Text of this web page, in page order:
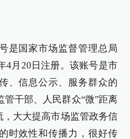
是国家市场监督管理总局
4月20日注册。该账号是市
、信息公示、服务群众的
管干部、人民群众“微”距离
，大大提高市场监管政务信
时效性和传播力，很好传